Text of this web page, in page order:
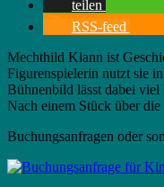
teilen
RSS-feed
Mechthild Klann ist
Figurenspielerin nutzt sie
Bühnenbild lässt dabei
Nach einem Stück über
Buchungsanfragen oder